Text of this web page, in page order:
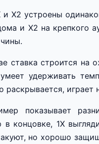
и X2 устроены
и X2 на крепкого
ставка строится на
удерживать
раскрывается, играет
показывает
в концовке, 1X
но хорошо